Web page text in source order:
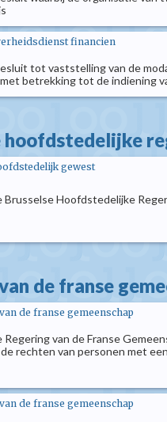
financien
tot vaststelling van de
betrekking tot de indiening
hoofdstedelijke
gewest
Brusselse Hoofdstedelijke
de franse
de franse gemeenschap
Regering van de Franse
rechten van personen met
de franse gemeenschap